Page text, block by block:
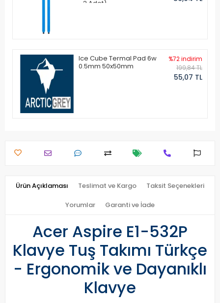
- 2 Adet)
Ice Cube Termal Pad 6w
0.5mm 50x50mm
%72 indirim
199,84 TL
55,07 TL
Ürün Açıklaması Teslimat ve Kargo Taksit Seçenekleri
Yorumlar Garanti ve İade
Acer Aspire E1-532P
Klavye Tuş Takımı Türkçe
- Ergonomik ve Dayanıklı
Klavye